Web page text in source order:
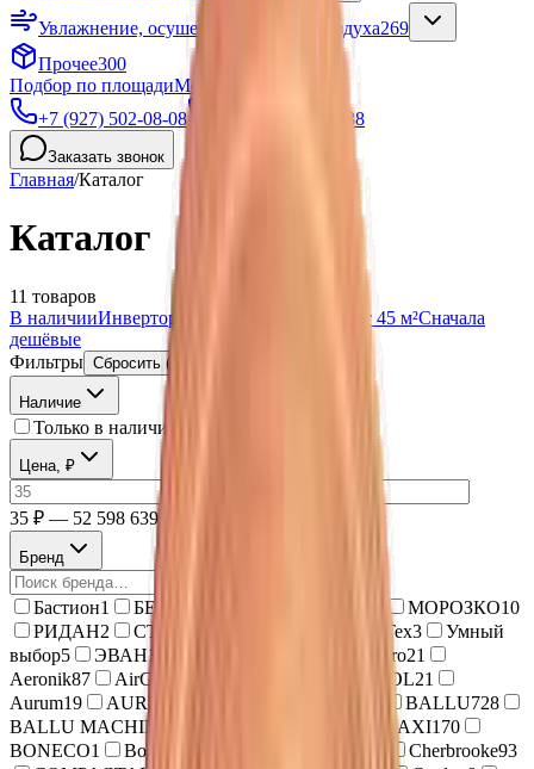
Увлажнение, осушение и очистка воздуха269
Прочее300
Подбор по площадиМонтаж за 2 часа
+7 (927) 502-08-08
+7 (8442) 50-33-88
Заказать звонок
Главная/Каталог
Каталог
11 товаров
В наличииИнверторные От 45 м²Сначала
дешёвые
Фильтры Сбросить (
Наличие
Только в наличии
Цена, ₽
35 ₽ — 52 598 639 ₽
Бренд
Бастион1 БЕЗ МАРКИ МОРОЗКО10
РИДАН2 СТМ ТеплоТех3
Умный
выбор5 ЭВАН153 Aero21
Aeronik87 AirGreen ALFACOOL21
Aurum19 AURUS BALLU728
BALLU MACHINE
BAXI170
BONECO1 Bosch Cherbrooke93